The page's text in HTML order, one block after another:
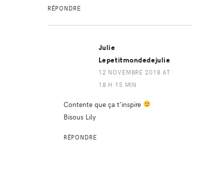
RÉPONDRE
Julie
Lepetitmondedejulie
12 NOVEMBRE 2018 AT
18 H 15 MIN
Contente que ça t’inspire
Bisous Lily
RÉPONDRE